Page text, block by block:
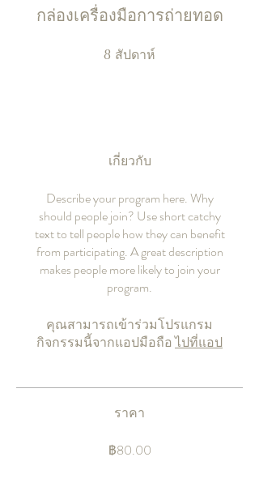
กล่องเครื่องมือการถ่ายทอด
8 สัปดาห์
เกี่ยวกับ
Describe your program here. Why
should people join? Use short catchy
text to tell people how they can benefit
from participating. A great description
makes people more likely to join your
program.
คุณสามารถเข้าร่วมโปรแกรม
กิจกรรมนี้จากแอปมือถือไปที่แอป
ราคา
฿80.00